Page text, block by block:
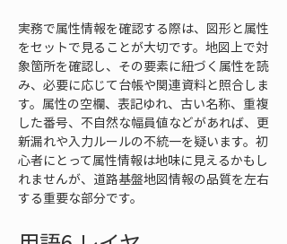
実務で属性情報を確認する際は、図形と属性
をセットで見ることが大切です。地図上で対
象箇所を確認し、その要素に紐づく属性を読
み、必要に応じて台帳や関連資料と照合しま
す。属性の空欄、表記ゆれ、古い名称、重複
した番号、不自然な幅員値などがあれば、更
新漏れや入力ルールの不統一を疑います。初
心者にとって属性情報は地味に見えるかもし
れませんが、道路基盤地図情報の品質を左右
する重要な部分です。